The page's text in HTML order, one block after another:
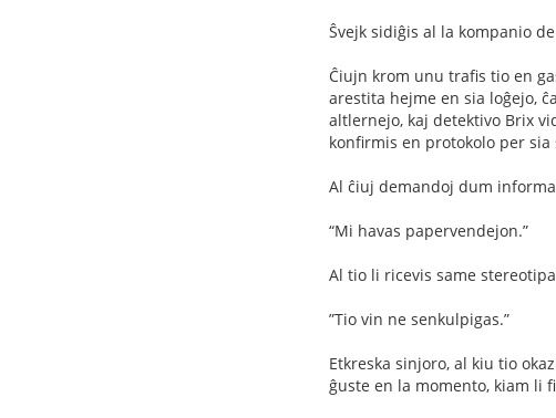
Ŝvejk sidiĝis al la kompanio
Ĉiujn krom unu traﬁs tio en
arestita hejme en sia loĝejo,
altlernejo, kaj detektivo Brix
konﬁrmis en protokolo per sia
Al ĉiuj demandoj dum
“Mi havas papervendejon.”
Al tio li ricevis same
”Tio vin ne senkulpigas.”
Etkreska sinjoro, al kiu tio
ĝuste en la momento, kiam li